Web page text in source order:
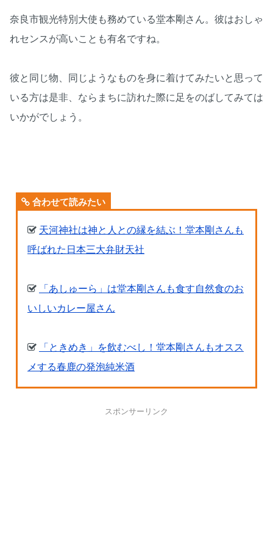
奈良市観光特別大使も務めている堂本剛さん。彼はおしゃ
れセンスが高いことも有名ですね。
彼と同じ物、同じようなものを身に着けてみたいと思って
いる方は是非、ならまちに訪れた際に足をのばしてみては
いかがでしょう。
合わせて読みたい
天河神社は神と人との縁を結ぶ！堂本剛さんも
呼ばれた日本三大弁財天社
「あしゅーら」は堂本剛さんも食す自然食のお
いしいカレー屋さん
「ときめき」を飲むべし！堂本剛さんもオスス
メする春鹿の発泡純米酒
スポンサーリンク